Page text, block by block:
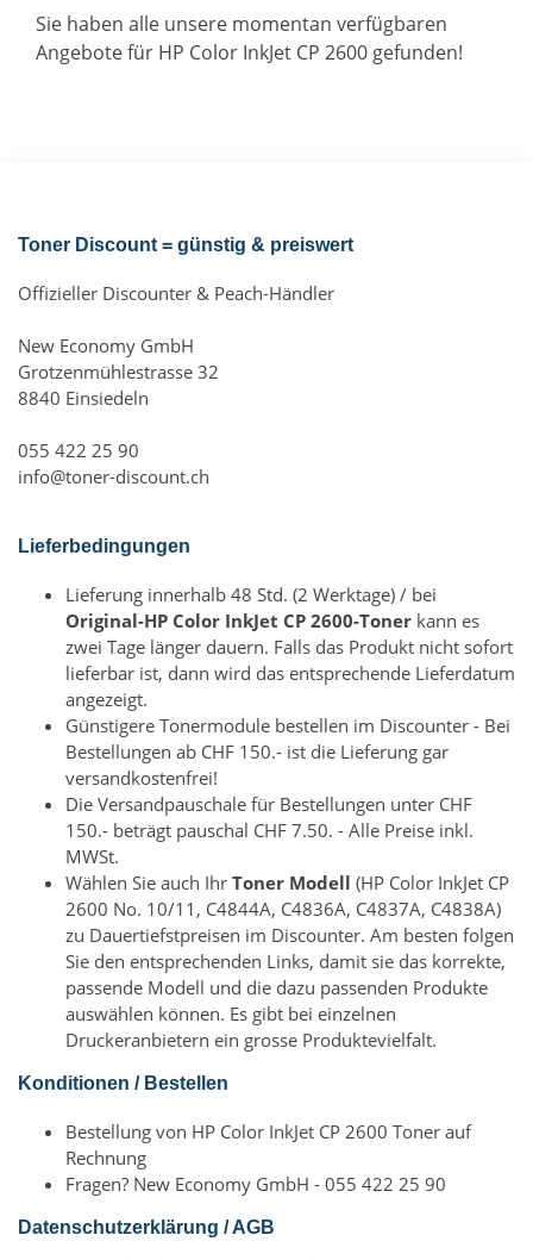
Sie haben alle unsere momentan verfügbaren
Angebote für HP Color InkJet CP 2600 gefunden!
Toner Discount = günstig & preiswert
Offizieller Discounter & Peach-Händler
New Economy GmbH
Grotzenmühlestrasse 32
8840 Einsiedeln
055 422 25 90
info@toner-discount.ch
Lieferbedingungen
Lieferung innerhalb 48 Std. (2 Werktage) / bei
Original-HP Color InkJet CP 2600-Toner kann es
zwei Tage länger dauern. Falls das Produkt nicht sofort
lieferbar ist, dann wird das entsprechende Lieferdatum
angezeigt.
Günstigere Tonermodule bestellen im Discounter - Bei
Bestellungen ab CHF 150.- ist die Lieferung gar
versandkostenfrei!
Die Versandpauschale für Bestellungen unter CHF
150.- beträgt pauschal CHF 7.50. - Alle Preise inkl.
MWSt.
Wählen Sie auch Ihr Toner Modell (HP Color InkJet CP
2600 No. 10/11, C4844A, C4836A, C4837A, C4838A)
zu Dauertiefstpreisen im Discounter. Am besten folgen
Sie den entsprechenden Links, damit sie das korrekte,
passende Modell und die dazu passenden Produkte
auswählen können. Es gibt bei einzelnen
Druckeranbietern ein grosse Produktevielfalt.
Konditionen / Bestellen
Bestellung von HP Color InkJet CP 2600 Toner auf
Rechnung
Fragen? New Economy GmbH - 055 422 25 90
Datenschutzerklärung / AGB